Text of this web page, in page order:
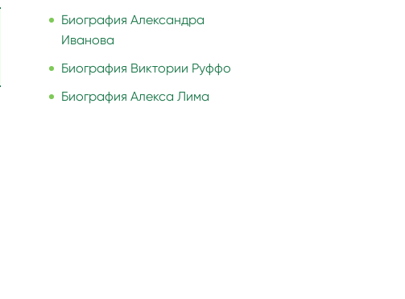
Биография Александра
Иванова
Биография Виктории Руффо
Биография Алекса Лима